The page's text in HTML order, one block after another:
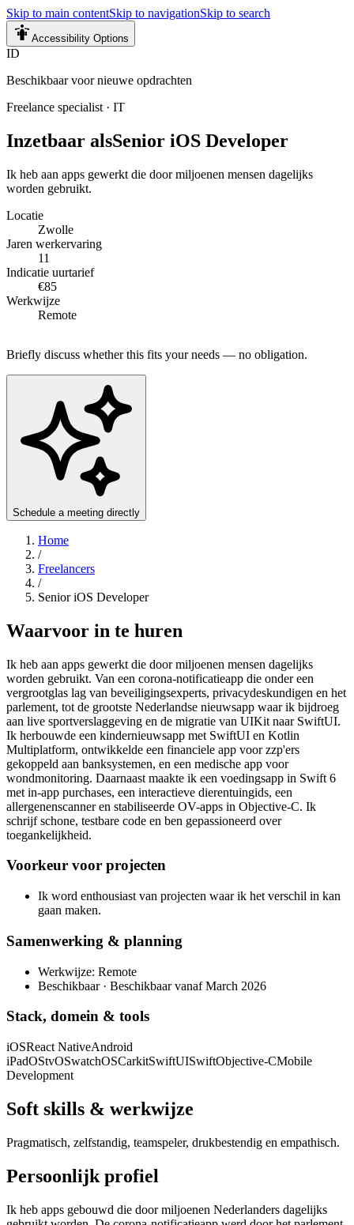
Skip to main contentSkip to navigationSkip to search
Accessibility Options
ID
Beschikbaar voor nieuwe opdrachten
Freelance specialist · IT
Inzetbaar alsSenior iOS Developer
Ik heb aan apps gewerkt die door miljoenen mensen dagelijks
worden gebruikt.
Locatie
Zwolle
Jaren werkervaring
11
Indicatie uurtarief
€85
Werkwijze
Remote
Briefly discuss whether this fits your needs — no obligation.
Schedule a meeting directly
Home
/
Freelancers
/
Senior iOS Developer
Waarvoor in te huren
Ik heb aan apps gewerkt die door miljoenen mensen dagelijks
worden gebruikt. Van een corona-notificatieapp die onder een
vergrootglas lag van beveiligingsexperts, privacydeskundigen en het
parlement, tot de grootste Nederlandse nieuwsapp waar ik bijdroeg
aan live sportverslaggeving en de migratie van UIKit naar SwiftUI.
Ik herbouwde een kindernieuwsapp met SwiftUI en Kotlin
Multiplatform, ontwikkelde een financiele app voor zzp'ers
gekoppeld aan banksystemen, en een medische app voor
wondmonitoring. Daarnaast maakte ik een voedingsapp in Swift 6
met in-app purchases, een interactieve dierentuingids, een
allergenenscanner en stabiliseerde OV-apps in Objective-C. Ik
schrijf schone, testbare code en ben gepassioneerd over
toegankelijkheid.
Voorkeur voor projecten
Ik word enthousiast van projecten waar ik het verschil in kan
gaan maken.
Samenwerking & planning
Werkwijze: Remote
Beschikbaar · Beschikbaar vanaf March 2026
Stack, domein & tools
iOSReact NativeAndroid
iPadOStvOSwatchOSCarkitSwiftUISwiftObjective-CMobile
Development
Soft skills & werkwijze
Pragmatisch, zelfstandig, teamspeler, drukbestendig en empathisch.
Persoonlijk profiel
Ik heb apps gebouwd die door miljoenen Nederlanders dagelijks